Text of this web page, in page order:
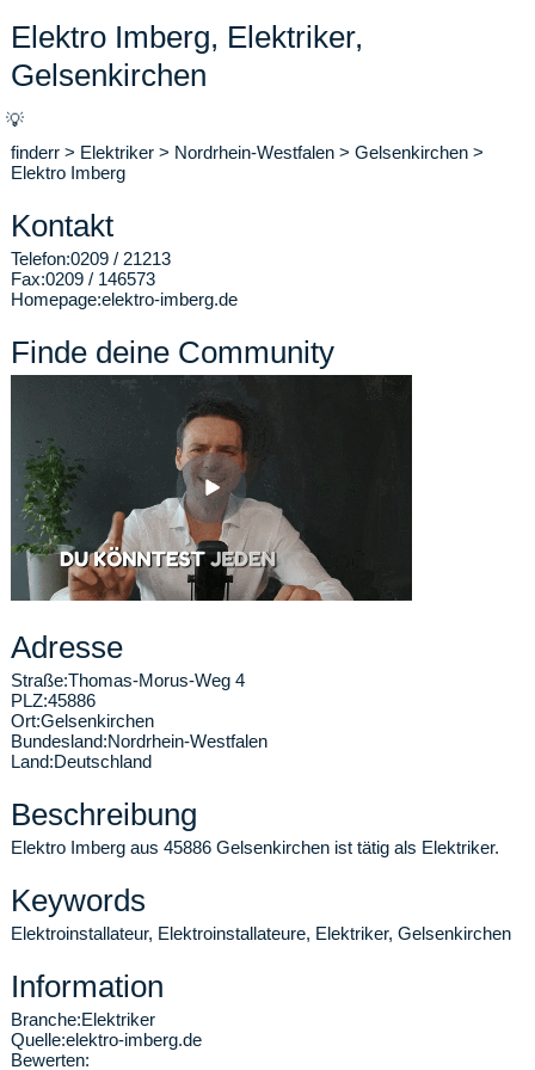
Elektro Imberg, Elektriker,
Gelsenkirchen
💡
finderr > Elektriker > Nordrhein-Westfalen > Gelsenkirchen >
Elektro Imberg
Kontakt
Telefon:0209 / 21213
Fax:0209 / 146573
Homepage:elektro-imberg.de
Finde deine Community
Adresse
Straße:Thomas-Morus-Weg 4
PLZ:45886
Ort:Gelsenkirchen
Bundesland:Nordrhein-Westfalen
Land:Deutschland
Beschreibung
Elektro Imberg aus 45886 Gelsenkirchen ist tätig als Elektriker.
Keywords
Elektroinstallateur, Elektroinstallateure, Elektriker, Gelsenkirchen
Information
Branche:Elektriker
Quelle:elektro-imberg.de
Bewerten: